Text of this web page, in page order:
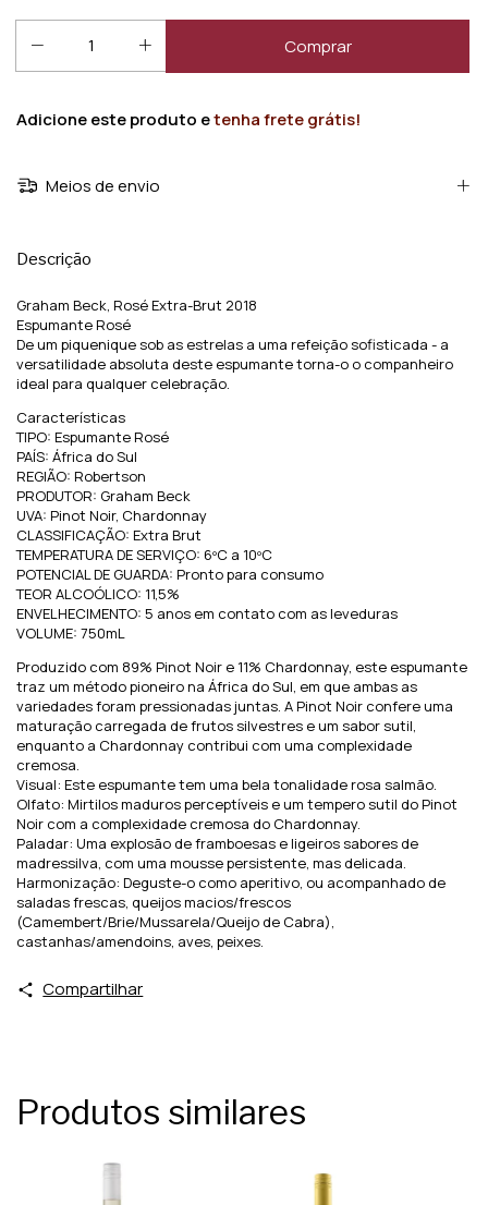
Adicione este produto etenha frete grátis!
Meios de envio
Descrição
Graham Beck, Rosé Extra-Brut 2018
Espumante Rosé
De um piquenique sob as estrelas a uma refeição sofisticada - a
versatilidade absoluta deste espumante torna-o o companheiro
ideal para qualquer celebração.
Características
TIPO: Espumante Rosé
PAÍS: África do Sul
REGIÃO: Robertson
PRODUTOR: Graham Beck
UVA: Pinot Noir, Chardonnay
CLASSIFICAÇÃO: Extra Brut
TEMPERATURA DE SERVIÇO: 6ºC a 10ºC
POTENCIAL DE GUARDA: Pronto para consumo
TEOR ALCOÓLICO: 11,5%
ENVELHECIMENTO: 5 anos em contato com as leveduras
VOLUME: 750mL
Produzido com 89% Pinot Noir e 11% Chardonnay, este espumante
traz um método pioneiro na África do Sul, em que ambas as
variedades foram pressionadas juntas. A Pinot Noir confere uma
maturação carregada de frutos silvestres e um sabor sutil,
enquanto a Chardonnay contribui com uma complexidade
cremosa.
Visual: Este espumante tem uma bela tonalidade rosa salmão.
Olfato: Mirtilos maduros perceptíveis e um tempero sutil do Pinot
Noir com a complexidade cremosa do Chardonnay.
Paladar: Uma explosão de framboesas e ligeiros sabores de
madressilva, com uma mousse persistente, mas delicada.
Harmonização: Deguste-o como aperitivo, ou acompanhado de
saladas frescas, queijos macios/frescos
(Camembert/Brie/Mussarela/Queijo de Cabra),
castanhas/amendoins, aves, peixes.
Compartilhar
Produtos similares